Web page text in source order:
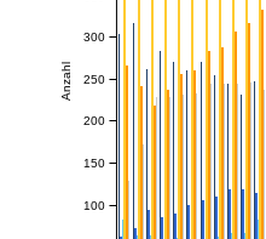
Anzahl
100
150
200
250
300